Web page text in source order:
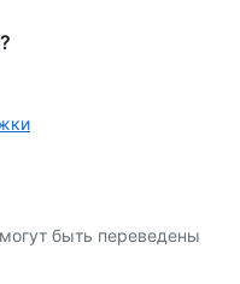
быть переведены